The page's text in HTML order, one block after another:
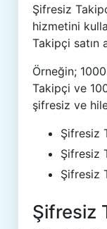
Şifresiz
hizmetini
Takipçi satın
Örneğin;
Takipçi ve
şifresiz ve
Şifresiz
Şifresiz
Şifresiz
Şifresiz